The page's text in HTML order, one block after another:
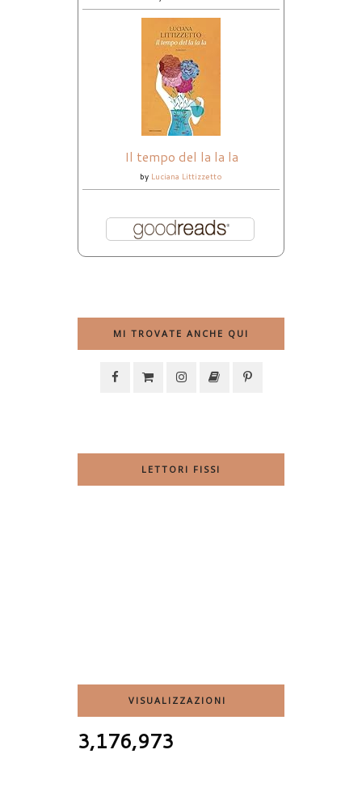
Il tempo del la la la
by Luciana Littizzetto
MI TROVATE ANCHE QUI
LETTORI FISSI
VISUALIZZAZIONI
3,176,973